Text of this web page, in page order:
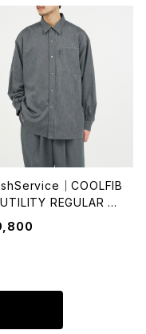
｜COOLFIB
SHIRT